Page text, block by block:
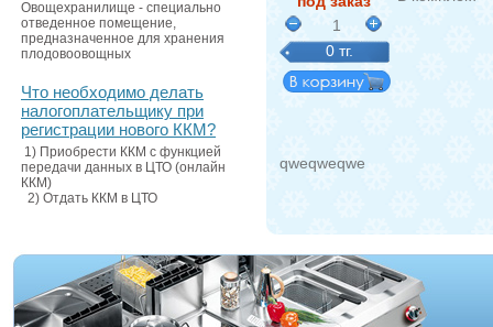
Овощехранилище - специально
отведенное помещение,
предназначенное для хранения
плодовоовощных
Что необходимо делать
налогоплательщику при
регистрации нового ККМ?
1) Приобрести ККМ с функцией
передачи данных в ЦТО (онлайн
ККМ)
2) Отдать ККМ в ЦТО
1
0 тг.
qweqweqwe